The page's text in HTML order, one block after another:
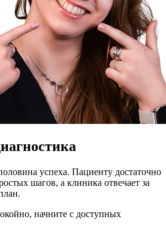
успеха. Пациенту достаточно
шагов, а клиника отвечает за
начните с доступных